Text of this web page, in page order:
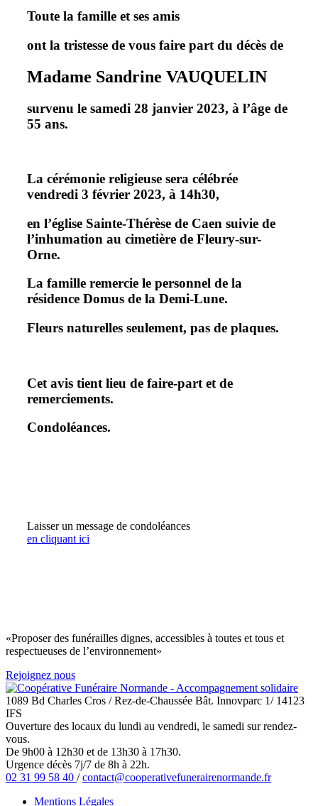
Toute la famille et ses amis
ont la tristesse de vous faire part du décès de
Madame Sandrine VAUQUELIN
survenu le samedi 28 janvier 2023, à l’âge de
55 ans.
La cérémonie religieuse sera célébrée
vendredi 3 février 2023, à 14h30,
en l’église Sainte-Thérèse de Caen suivie de
l’inhumation au cimetière de Fleury-sur-
Orne.
La famille remercie le personnel de la
résidence Domus de la Demi-Lune.
Fleurs naturelles seulement, pas de plaques.
Cet avis tient lieu de faire-part et de
remerciements.
Condoléances.
Laisser un message de condoléances
en cliquant ici
«Proposer des funérailles dignes, accessibles à toutes et tous et
respectueuses de l’environnement»
Rejoignez nous
1089 Bd Charles Cros / Rez-de-Chaussée Bât. Innovparc 1/ 14123
IFS
Ouverture des locaux du lundi au vendredi, le samedi sur rendez-
vous.
De 9h00 à 12h30 et de 13h30 à 17h30.
Urgence décès 7j/7 de 8h à 22h.
02 31 99 58 40 /contact@cooperativefunerairenormande.fr
Mentions Légales